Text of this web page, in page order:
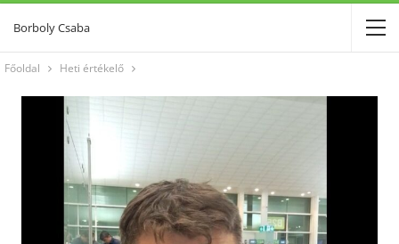
Borboly Csaba
Főoldal Heti értékelő